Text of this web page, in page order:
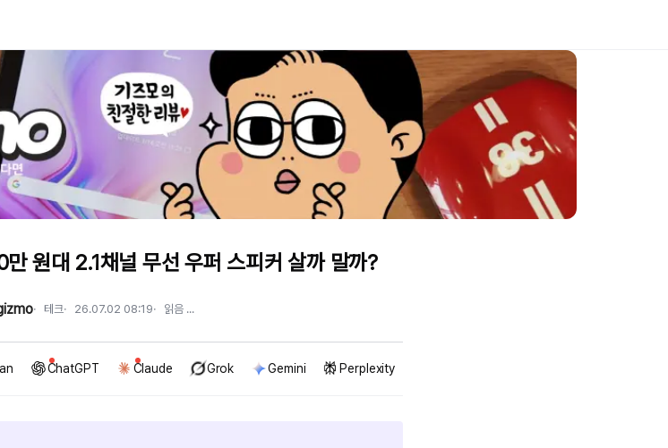
원대 2.1채널 무선 우퍼 스피커 살까 말까?
테크 26.07.02 08:19 읽음 ...
ChatGPT Claude Grok Gemini Perplexity